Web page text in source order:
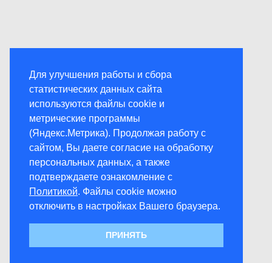
Для улучшения работы и сбора
статистических данных сайта
используются файлы cookie и
метрические программы
(Яндекс.Метрика). Продолжая работу с
сайтом, Вы даете согласие на обработку
персональных данных, а также
подтверждаете ознакомление с
Политикой. Файлы cookie можно
отключить в настройках Вашего браузера.
ПРИНЯТЬ